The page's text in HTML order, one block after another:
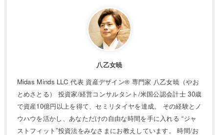
八乙女暁
Midas Minds LLC 代表 資産デザイン® 専門家 八乙女暁（やお
とめさとる） 投資家/経営コンサルタント/米国公認会計士 30歳
で資産10億円以上を得て、セミリタイヤを達成。 その経験とノ
ウハウを活かし、あなただけの自由な時間を手に入れる “ジャ
ストフィット”投資法をみなさまにお教えしています。 時間/お